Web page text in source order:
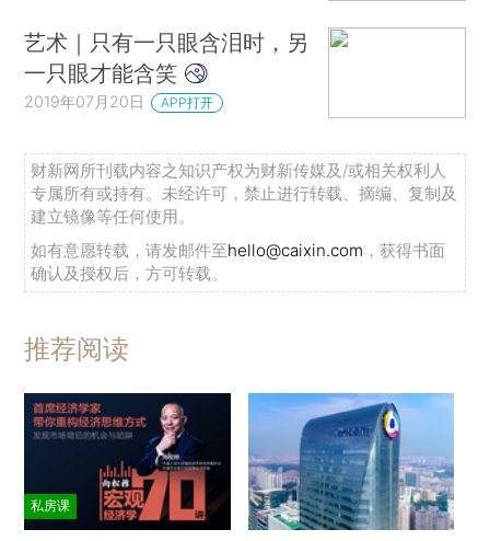
艺术｜只有一只眼含泪时，另
一只眼才能含笑
2019年07月20日 APP打开
财新网所刊载内容之知识产权为财新传媒及/或相关权利人
专属所有或持有。未经许可，禁止进行转载、摘编、复制及
建立镜像等任何使用。
如有意愿转载，请发邮件至hello@caixin.com ，获得书面
确认及授权后，方可转载。
推荐阅读
私房课